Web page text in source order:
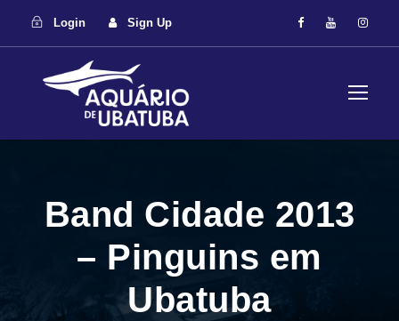
Login Sign Up
Band Cidade 2013
– Pinguins em
Ubatuba